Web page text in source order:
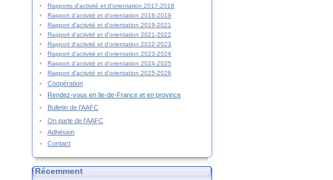
Rapports d'activité et d'orientation 2017-2018
Rapport d'activité et d'orientation 2018-2019
Rapport d'activité et d'orientation 2019-2021
Rapport d'activité et d'orientation 2021-2022
Rapport d'activité et d'orientation 2022-2023
Rapport d'activité et d'orientation 2023-2024
Rapport d'activité et d'orientation 2024-2025
Rapport d'activité et d'orientation 2025-2026
Coopération
Rendez-vous en Ile-de-France et en province
Bulletin de l'AAFC
On parle de l'AAFC
Adhésion
Contact
Récemment